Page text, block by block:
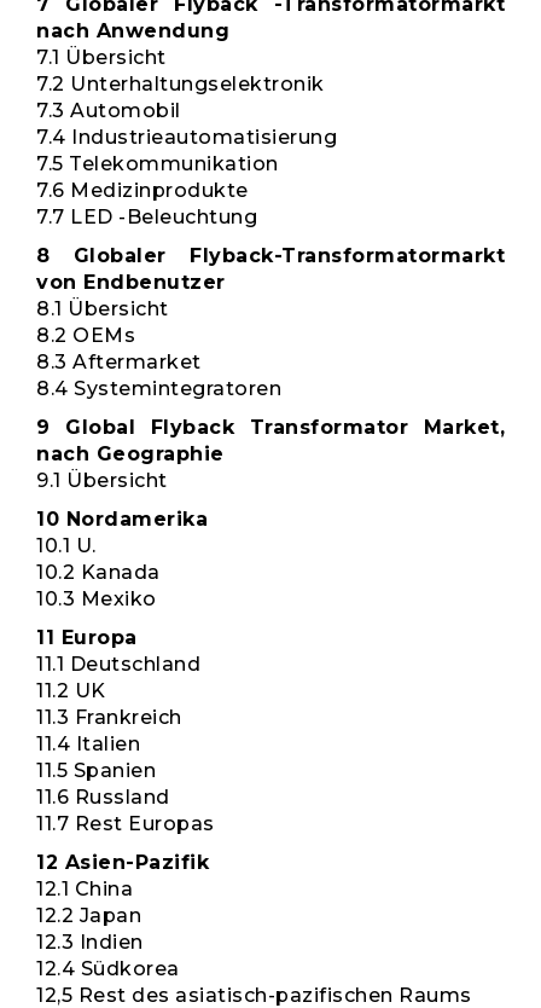
nach Anwendung
7.1 Übersicht
7.2 Unterhaltungselektronik
7.3 Automobil
7.4 Industrieautomatisierung
7.5 Telekommunikation
7.6 Medizinprodukte
7.7 LED -Beleuchtung
8 Globaler Flyback-Transformatormarkt
von Endbenutzer
8.1 Übersicht
8.2 OEMs
8.3 Aftermarket
8.4 Systemintegratoren
9 Global Flyback Transformator Market,
nach Geographie
9.1 Übersicht
10 Nordamerika
10.1 U.
10.2 Kanada
10.3 Mexiko
11 Europa
11.1 Deutschland
11.2 UK
11.3 Frankreich
11.4 Italien
11.5 Spanien
11.6 Russland
11.7 Rest Europas
12 Asien-Pazifik
12.1 China
12.2 Japan
12.3 Indien
12.4 Südkorea
12,5 Rest des asiatisch-pazifischen Raums